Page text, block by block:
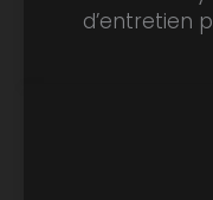
d’entretien